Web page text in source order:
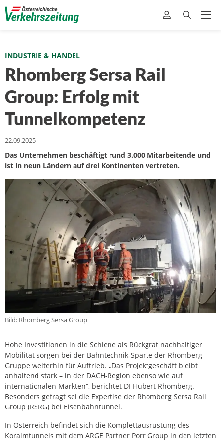
INDUSTRIE & HANDEL
Rhomberg Sersa Rail
Group: Erfolg mit
Tunnelkompetenz
22.09.2025
Das Unternehmen beschäftigt rund 3.000 Mitarbeitende und
ist in neun Ländern auf drei Kontinenten vertreten.
Bild: Rhomberg Sersa Group
Hohe Investitionen in die Schiene als Rückgrat nachhaltiger
Mobilität sorgen bei der Bahntechnik-Sparte der Rhomberg
Gruppe weiterhin für Auftrieb. „Das Projektgeschäft bleibt
anhaltend stark – in der DACH-Region ebenso wie auf
internationalen Märkten“, berichtet DI Hubert Rhomberg.
Besonders gefragt sei die Expertise der Rhomberg Sersa Rail
Group (RSRG) bei Eisenbahntunnel.
In Österreich befindet sich die Komplettausrüstung des
Koralmtunnels mit dem ARGE Partner Porr Group in den letzten